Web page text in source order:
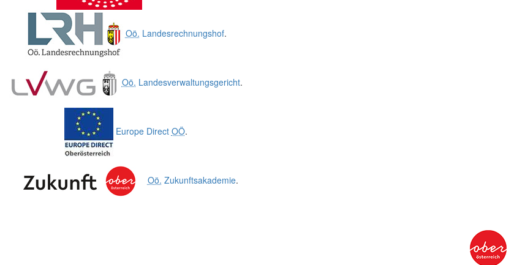
Oö. Landesrechnungshof.
Oö. Landesverwaltungsgericht.
Europe Direct OÖ.
Oö. Zukunftsakademie.